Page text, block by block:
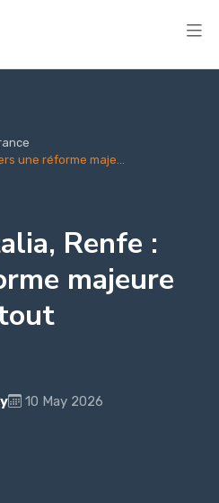
une réforme maje...
Renfe :
majeure
10 May 2026